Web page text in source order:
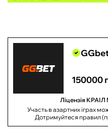
150000
Ліцензія
Участь в азартних іграх
Дотримуйтеся правил